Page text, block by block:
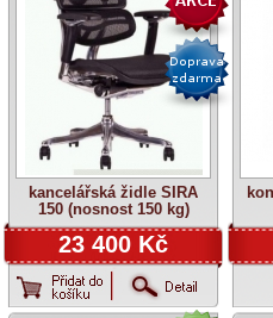
kancelářská židle SIRA
150 (nosnost 150 kg)
23 400 Kč